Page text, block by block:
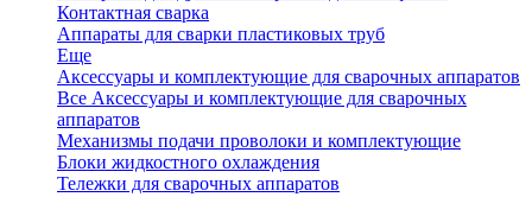
Контактная сварка
Аппараты для сварки пластиковых труб
Еще
Аксессуары и комплектующие для сварочных аппаратов
Все Аксессуары и комплектующие для сварочных
аппаратов
Механизмы подачи проволоки и комплектующие
Блоки жидкостного охлаждения
Тележки для сварочных аппаратов